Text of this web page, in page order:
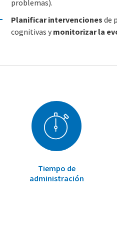
problemas).
Planificar intervenciones de
cognitivas y monitorizar la
Tiempo de
administración